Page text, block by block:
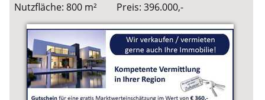
Nutzfläche: 800 m²
Preis: 396.000,-